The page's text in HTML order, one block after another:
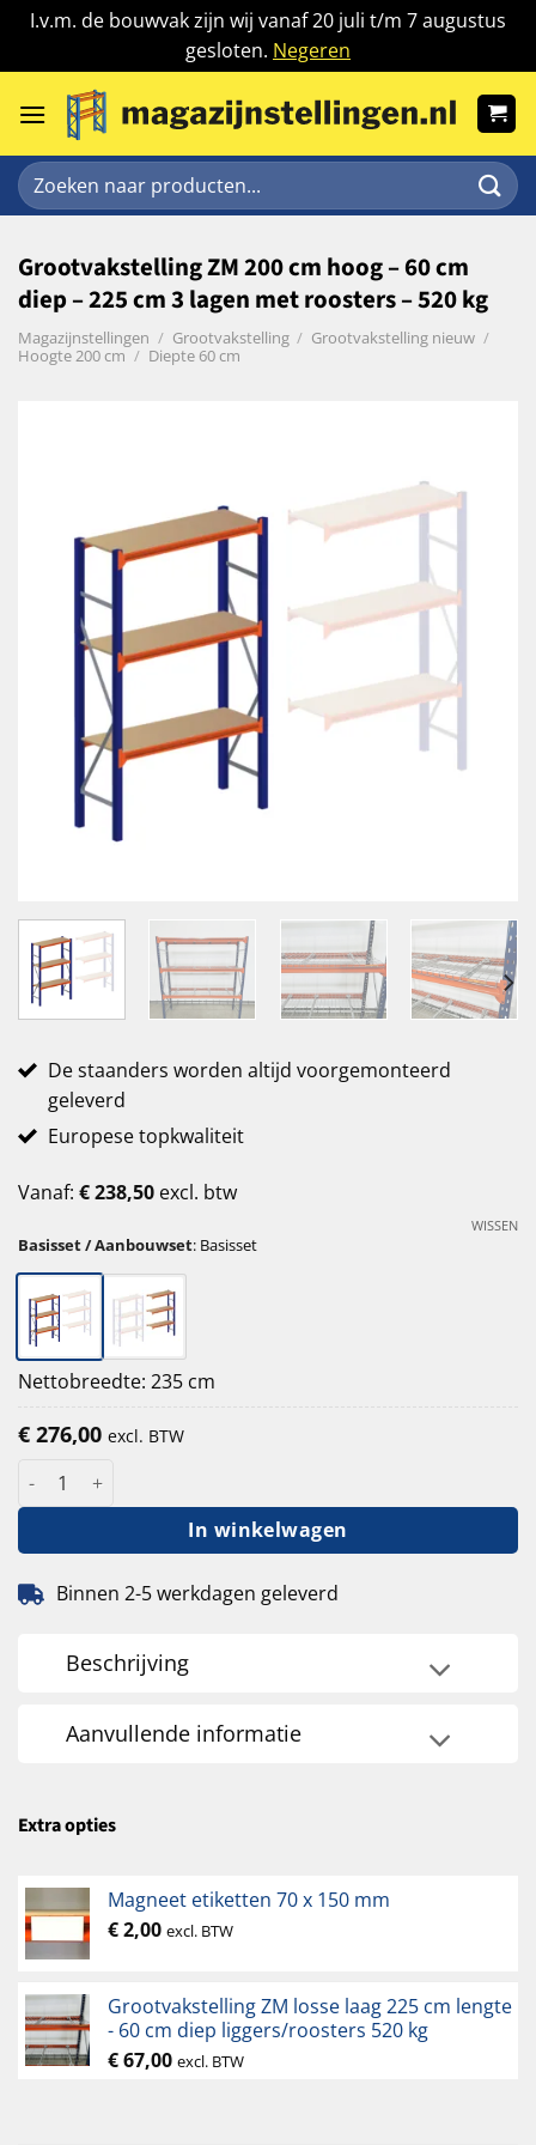
I.v.m. de bouwvak zijn wij vanaf 20 juli t/m 7 augustus
gesloten. Negeren
naar
Zoeken
naar:
Grootvakstelling ZM 200 cm hoog – 60 cm
diep – 225 cm 3 lagen met roosters – 520 kg
Magazijnstellingen / Grootvakstelling / Grootvakstelling nieuw /
Hoogte 200 cm / Diepte 60 cm
De staanders worden altijd voorgemonteerd
geleverd
Europese topkwaliteit
Vanaf: €238,50 excl. btw
Basisset / Aanbouwset: Basisset
WISSEN
Nettobreedte: 235 cm
€ 276,00 excl. BTW
Grootvakstelling ZM 200 cm hoog - 60 cm diep - 225 cm 3
In winkelwagen
Binnen 2-5 werkdagen geleverd
Beschrijving
Aanvullende informatie
Extra opties
Magneet etiketten 70 x 150 mm
€2,00 excl. BTW
Grootvakstelling ZM losse laag 225 cm lengte
- 60 cm diep liggers/roosters 520 kg
€67,00 excl. BTW